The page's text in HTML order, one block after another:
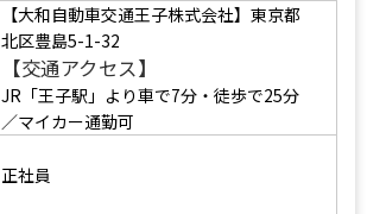
【大和自動車交通王子株式会社】東京都
北区豊島5-1-32
【交通アクセス】
JR「王子駅」より車で7分・徒歩で25分
／マイカー通勤可
正社員